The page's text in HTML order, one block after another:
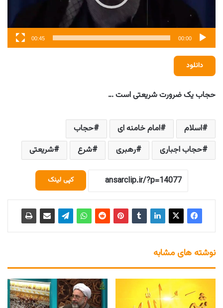
00:00
00:45
دانلود
حجاب یک ضرورت شریعتی است …
اسلام امام خامنه ای
حجاب
حجاب اجباری
رهبری شرع شریعتی
کپی لینک
نوشته های مشابه